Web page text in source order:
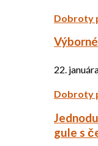
Dobroty
22.
Dobroty
gule s